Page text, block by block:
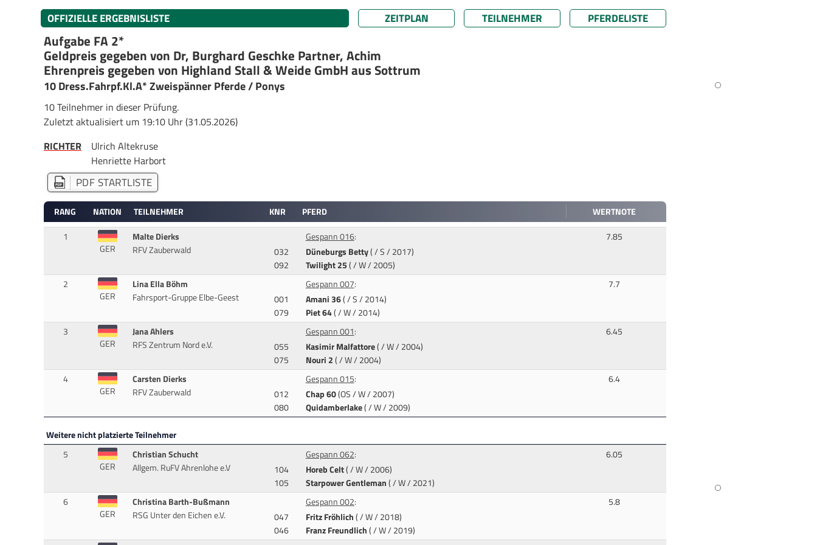
OFFIZIELLE ERGEBNISLISTE ZEITPLAN TEILNEHMER PFERDELISTE
Aufgabe FA 2*
Geldpreis gegeben von Dr, Burghard Geschke Partner, Achim
Ehrenpreis gegeben von Highland Stall & Weide GmbH aus Sottrum
10 Dress.Fahrpf.Kl.A* Zweispänner Pferde / Ponys
10 Teilnehmer in dieser Prüfung.
Zuletzt aktualisiert um 19:10 Uhr (31.05.2026)
RICHTER
Ulrich Altekruse
Henriette Harbort
PDF STARTLISTE
RANG NATION TEILNEHMER KNR PFERD
WERTNOTE
1
GER
Malte Dierks
RFV Zauberwald
032
092
Gespann 016:
Düneburgs Betty( / S / 2017)
Twilight 25( / W / 2005)
7.85
2
GER
Lina Ella Böhm
Fahrsport-Gruppe Elbe-Geest
001
079
Gespann 007:
Amani 36( / S / 2014)
Piet 64( / W / 2014)
7.7
3
GER
Jana Ahlers
RFS Zentrum Nord e.V.
055
075
Gespann 001:
Kasimir Malfattore( / W / 2004)
Nouri 2( / W / 2004)
6.45
4
GER
Carsten Dierks
RFV Zauberwald
012
080
Gespann 015:
Chap 60(OS / W / 2007)
Quidamberlake( / W / 2009)
6.4
Weitere nicht platzierte Teilnehmer
5
GER
Christian Schucht
Allgem. RuFV Ahrenlohe e.V
104
105
Gespann 062:
Horeb Celt( / W / 2006)
Starpower Gentleman( / W / 2021)
6.05
6
GER
Christina Barth-Bußmann
RSG Unter den Eichen e.V.
047
046
Gespann 002:
Fritz Fröhlich( / W / 2018)
Franz Freundlich( / W / 2019)
5.8